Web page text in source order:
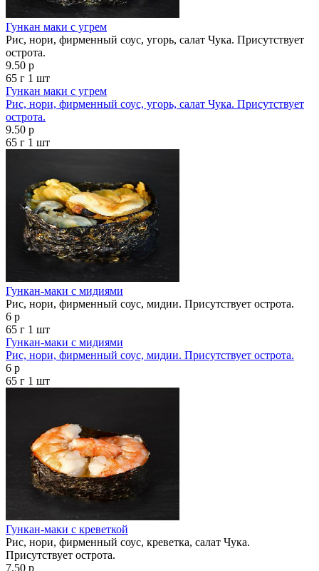
Гункан маки с угрем
Рис, нори, фирменный соус, угорь, салат Чука. Присутствует
острота.
9.50 р
65 г 1 шт
Гункан маки с угрем
Рис, нори, фирменный соус, угорь, салат Чука. Присутствует
острота.
9.50 р
65 г 1 шт
Гункан-маки с мидиями
Рис, нори, фирменный соус, мидии. Присутствует острота.
6 р
65 г 1 шт
Гункан-маки с мидиями
Рис, нори, фирменный соус, мидии. Присутствует острота.
6 р
65 г 1 шт
Гункан-маки с креветкой
Рис, нори, фирменный соус, креветка, салат Чука.
Присутствует острота.
7.50 р